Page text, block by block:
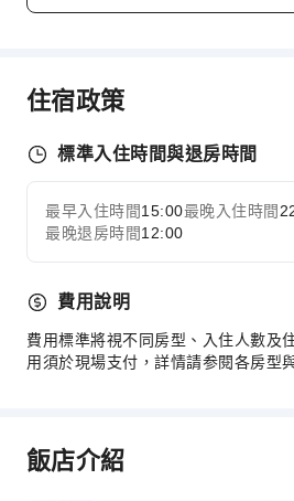
快速入住退房
公共區域監控
滅火器
保全人員
展開全部
住宿政策
標準入住時間與退房時間
最早入住時間15:00最晚入住時間
最晚退房時間12:00
費用說明
費用標準將視不同房型、入住人數及
用須於現場支付，詳情請参閱各房型
飯店介紹